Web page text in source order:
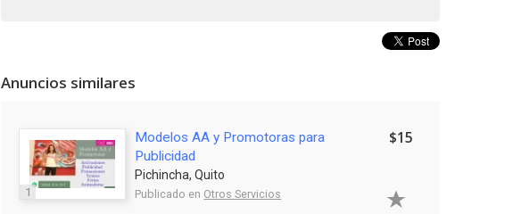
Anuncios similares
1
Modelos AA y Promotoras para
Publicidad
Pichincha, Quito
Publicado en Otros Servicios
$15